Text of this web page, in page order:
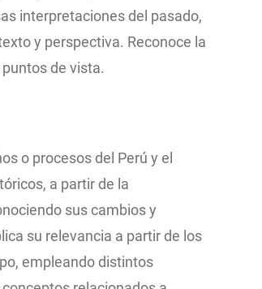
interpretaciones del pasado,
y perspectiva. Reconoce la
de vista.
o procesos del Perú y el
a partir de la
sus cambios y
su relevancia a partir de los
empleando distintos